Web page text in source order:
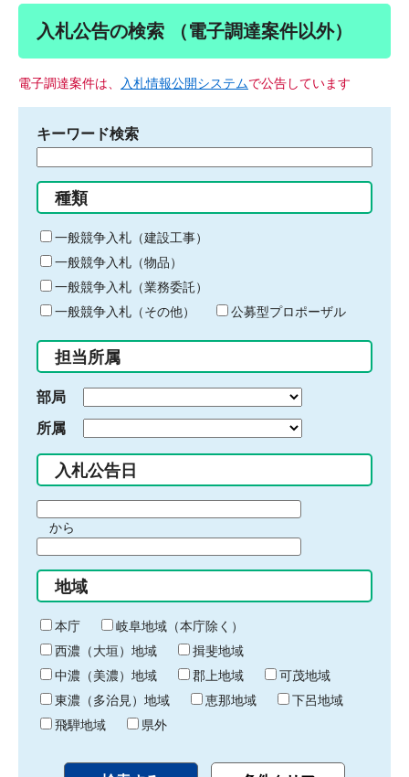
入札公告の検索 （電子調達案件以外）
電子調達案件は、 入札情報公開システムで公告しています
キーワード検索
る
キ
ー
ワ
ー
ド
入
力
種類
一般競争入札（建設工事）
一般競争入札（物品）
一般競争入札（業務委託）
一般競争入札（その他）
公募型プロポーザル
担当所属
部局
所属
入札公告日
間
始
り
から
間
終
わ
り
地域
本庁
岐阜地域（本庁除く）
西濃（大垣）地域
揖斐地域
中濃（美濃）地域
郡上地域
可茂地域
東濃（多治見）地域
恵那地域
下呂地域
飛騨地域
県外